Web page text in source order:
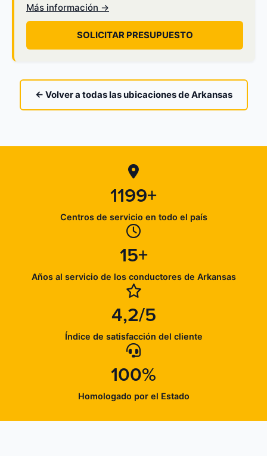
Más información →
SOLICITAR PRESUPUESTO
← Volver a todas las ubicaciones de Arkansas
1199+
Centros de servicio en todo el país
15+
Años al servicio de los conductores de Arkansas
4,2/5
Índice de satisfacción del cliente
100%
Homologado por el Estado